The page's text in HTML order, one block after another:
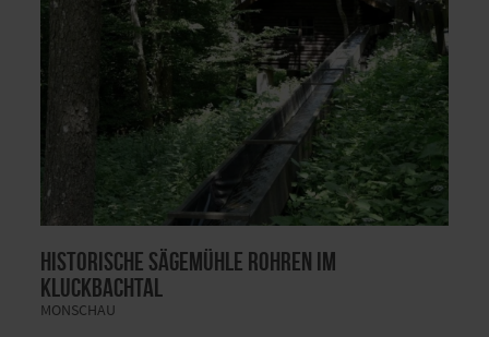
Historische Sägemühle Rohren im
Kluckbachtal
MONSCHAU